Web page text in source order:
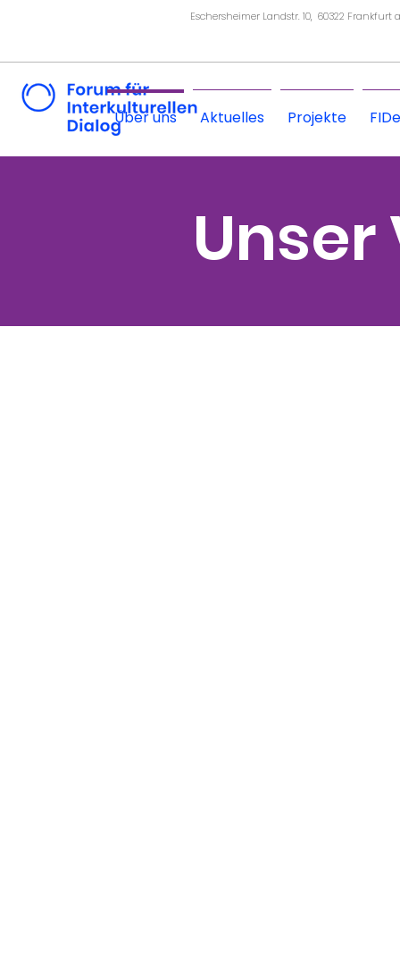
Eschersheimer Landstr. 10, 60322 Frankfurt
Über uns Aktuelles Projekte